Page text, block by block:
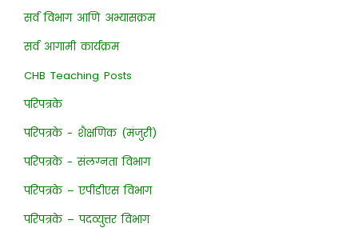
सर्व विभाग आणि अभ्यासक्रम
सर्व आगामी कार्यक्रम
CHB Teaching Posts
परिपत्रके
परिपत्रके - शैक्षणिक (मंजुरी)
परिपत्रके - संलग्नता विभाग
परिपत्रके – एपीडीएस विभाग
परिपत्रके – पदव्युत्तर विभाग